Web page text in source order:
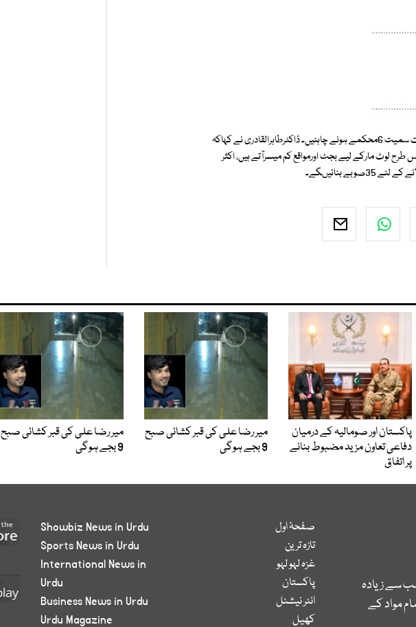
انھوں نے کہا وفاقی حکومت کے پاس صرف اسٹیٹ بینک، کرنسی، دفاع،عالمی تجارت سمیت 6محکمے ہونے چاہئیں۔ ڈاکٹرطاہرالقادری نے کہاکہ
لوٹ مارکے لیے بجٹ اورمواقع کم میسرآتے ہیں، اکثر
بنائیںگے۔
پاکستان اور صومالیہ کے درمیان
دفاعی تعاون مزید مضبوط بنانے
پر اتفاق
میر رضا علی کی قبر کشائی صبح
9 بجے ہوگی
میر رضا علی کی قبر کشائی صبح
9 بجے ہوگی
سے زیادہ
مواد کے
صفحۂ اول
تازہ ترین
غزہ لہو لہو
پاکستان
انٹر نیشنل
کھیل
Showbiz News in Urdu
Sports News in Urdu
International News in
Urdu
Business News in Urdu
Urdu Magazine